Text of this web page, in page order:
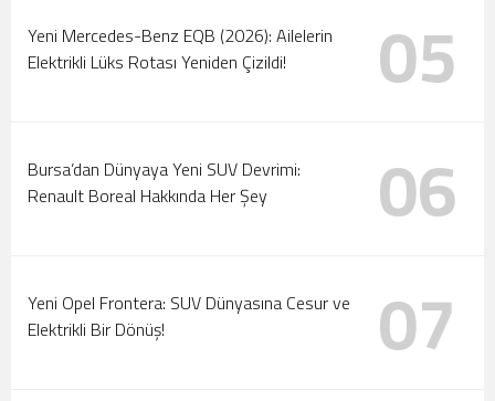
Yeni Mercedes-Benz EQB (2026): Ailelerin
Elektrikli Lüks Rotası Yeniden Çizildi!
05
Bursa’dan Dünyaya Yeni SUV Devrimi:
Renault Boreal Hakkında Her Şey
06
Yeni Opel Frontera: SUV Dünyasına Cesur ve
Elektrikli Bir Dönüş!
07